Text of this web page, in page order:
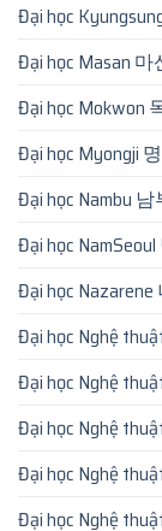
Đại học
Đại học Masan
Đại học Mokwon
Đại học Myongji
Đại học Nambu
Đại học
Đại học
Đại học Nghệ
Đại học Nghệ
Đại học Nghệ
Đại học Nghệ
Đại học Nghệ